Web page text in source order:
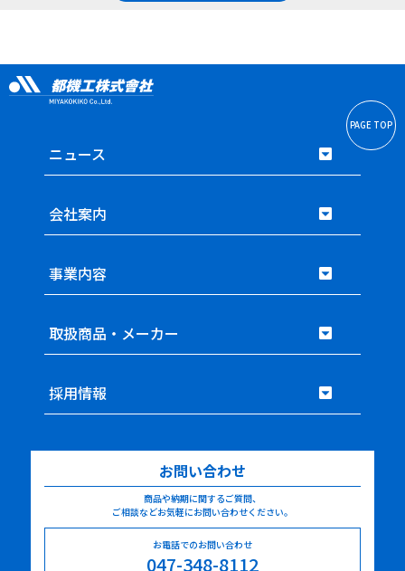
PAGE TOP
ニュース
会社案内
事業内容
取扱商品・メーカー
採用情報
お問い合わせ
商品や納期に関するご質問、
ご相談などお気軽にお問い合わせください。
お電話でのお問い合わせ
047-348-8112